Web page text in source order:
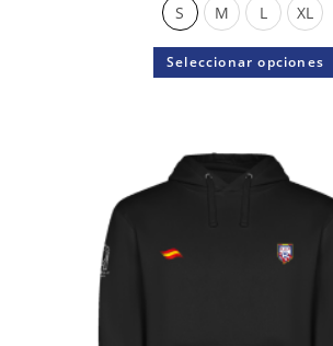
S
M L XL
Seleccionar opciones